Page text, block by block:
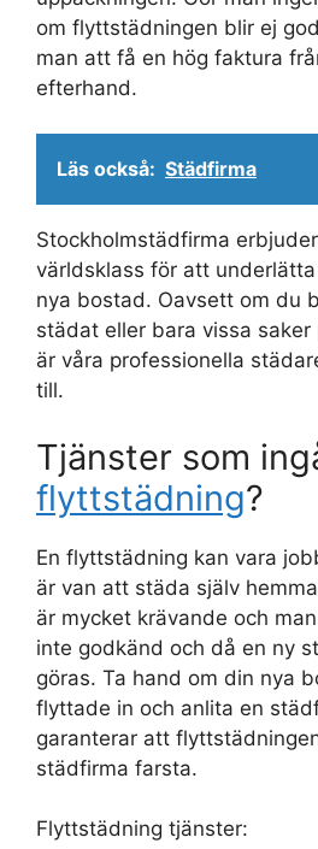
om flyttstädningen blir ej
man att få en hög faktura
efterhand.
Läs också: Städfirma
Stockholmstädfirma
världsklass för att
nya bostad. Oavsett om du
städat eller bara vissa
är våra professionella
till.
Tjänster som
flyttstädning?
En flyttstädning kan vara
är van att städa själv
är mycket krävande och
inte godkänd och då en ny
göras. Ta hand om din nya
flyttade in och anlita en
garanterar att
städfirma farsta.
Flyttstädning tjänster: